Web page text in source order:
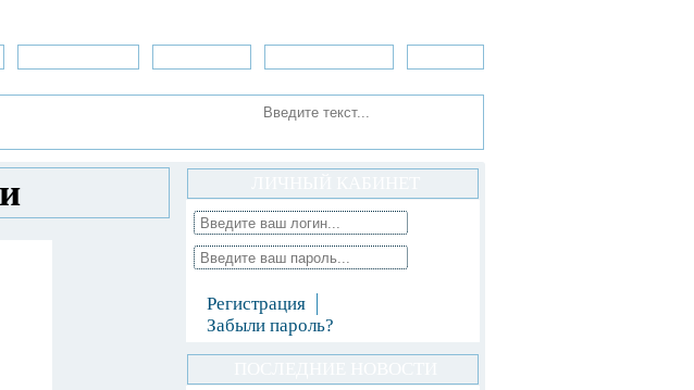
Регистрация
Забыли пароль?